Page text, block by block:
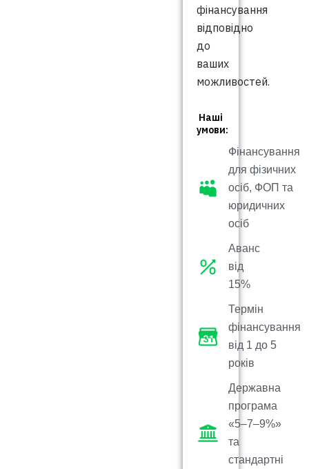
фінансування
відповідно
до
ваших
можливостей.
Наші
умови:
Фінансування
для фізичних
осіб, ФОП та
юридичних
осіб
Аванс
від
15%
Термін
фінансування
від 1 до 5
років
Державна
програма
«5–7–9%»
та
стандартні